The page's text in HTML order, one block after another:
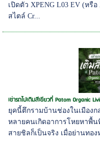
เปิดตัว XPENG L03 EV (หรื
สไตล์ Cr...
เช่ารถไปเติมสีเขียวที่ Patom Organic
ยุคนี้ตึกรามบ้านช่องในเมือง
หลายคนเกิดอาการโหยหาพื้น
สายชิลก็เป็นจริง เมื่อย่านทอง